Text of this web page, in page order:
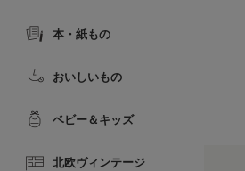
本・紙もの
おいしいもの
ベビー＆キッズ
北欧ヴィンテージ